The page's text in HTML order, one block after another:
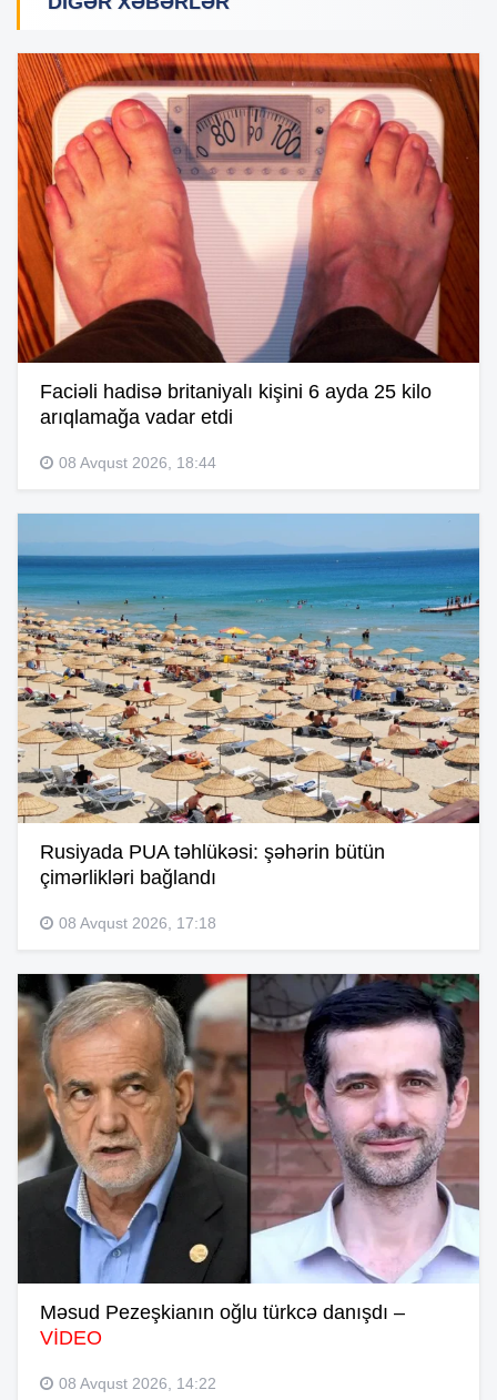
Faciəli hadisə britaniyalı kişini 6 ayda 25 kilo
arıqlamağa vadar etdi
08 Avqust 2026, 18:44
Rusiyada PUA təhlükəsi: şəhərin bütün
çimərlikləri bağlandı
08 Avqust 2026, 17:18
Məsud Pezeşkianın oğlu türkcə danışdı –
VİDEO
08 Avqust 2026, 14:22